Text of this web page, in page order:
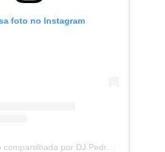
foto no Instagram
Uma publicação compartilhada por DJ Pedro Sampaio (@pedrosampaio)